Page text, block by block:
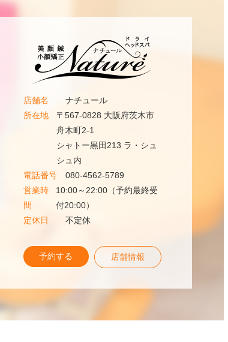
店舗名
ナチュール
所在地
〒567-0828 大阪府茨木市
舟木町2-1
シャトー黒田213 ラ・シュ
シュ内
電話番号
080-4562-5789
営業時
間
10:00～22:00（予約最終受
付20:00）
定休日
不定休
予約する 店舗情報